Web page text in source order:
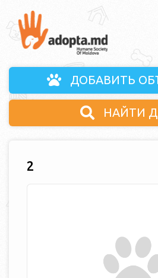
ДОБАВИТЬ
НАЙТИ
2